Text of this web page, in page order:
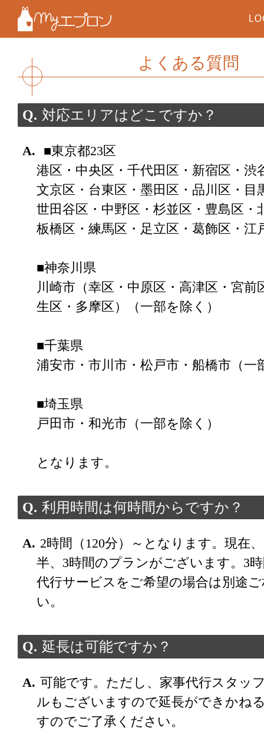
よくある質問
対応エリアはどこですか？
■東京都23区
港区・中央区・千代田区・新宿区・渋
文京区・台東区・墨田区・品川区・目
世田谷区・中野区・杉並区・豊島区・
板橋区・練馬区・足立区・葛飾区・江
■神奈川県
川崎市（幸区・中原区・高津区・宮前
生区・多摩区）（一部を除く）
■千葉県
浦安市・市川市・松戸市・船橋市（一
■埼玉県
戸田市・和光市（一部を除く）
となります。
利用時間は何時間からですか？
2時間（120分）～となります。現在
半、3時間のプランがございます。3
代行サービスをご希望の場合は別途
い。
延長は可能ですか？
可能です。ただし、家事代行スタッ
ルもございますので延長ができかね
すのでご了承ください。